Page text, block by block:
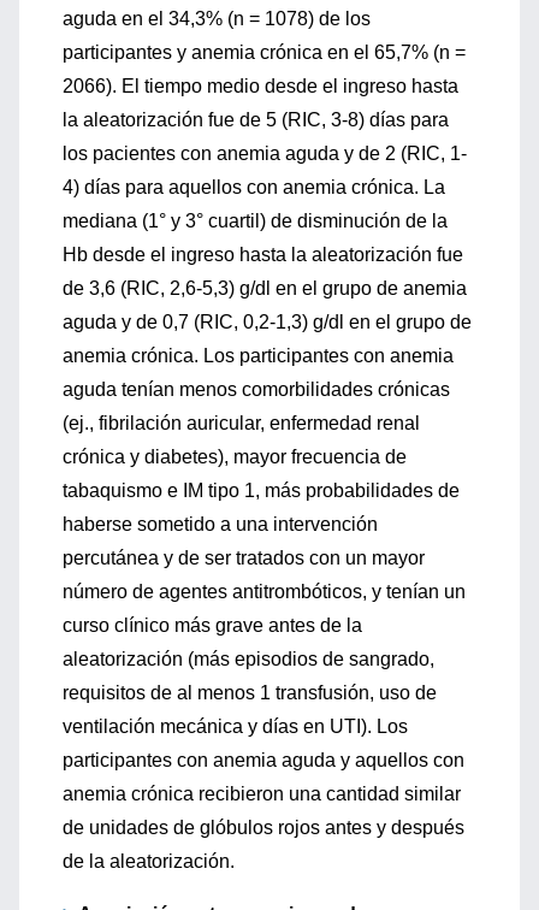
aguda en el 34,3% (n = 1078) de los
participantes y anemia crónica en el 65,7% (n =
2066). El tiempo medio desde el ingreso hasta
la aleatorización fue de 5 (RIC, 3-8) días para
los pacientes con anemia aguda y de 2 (RIC, 1-
4) días para aquellos con anemia crónica. La
mediana (1° y 3° cuartil) de disminución de la
Hb desde el ingreso hasta la aleatorización fue
de 3,6 (RIC, 2,6-5,3) g/dl en el grupo de anemia
aguda y de 0,7 (RIC, 0,2-1,3) g/dl en el grupo de
anemia crónica. Los participantes con anemia
aguda tenían menos comorbilidades crónicas
(ej., fibrilación auricular, enfermedad renal
crónica y diabetes), mayor frecuencia de
tabaquismo e IM tipo 1, más probabilidades de
haberse sometido a una intervención
percutánea y de ser tratados con un mayor
número de agentes antitrombóticos, y tenían un
curso clínico más grave antes de la
aleatorización (más episodios de sangrado,
requisitos de al menos 1 transfusión, uso de
ventilación mecánica y días en UTI). Los
participantes con anemia aguda y aquellos con
anemia crónica recibieron una cantidad similar
de unidades de glóbulos rojos antes y después
de la aleatorización.